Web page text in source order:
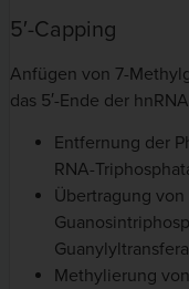
5′-Capping
Anfügen von 7-
das 5′-Ende der
Entfernung der
RNA-
Übertragung
Methylierung von